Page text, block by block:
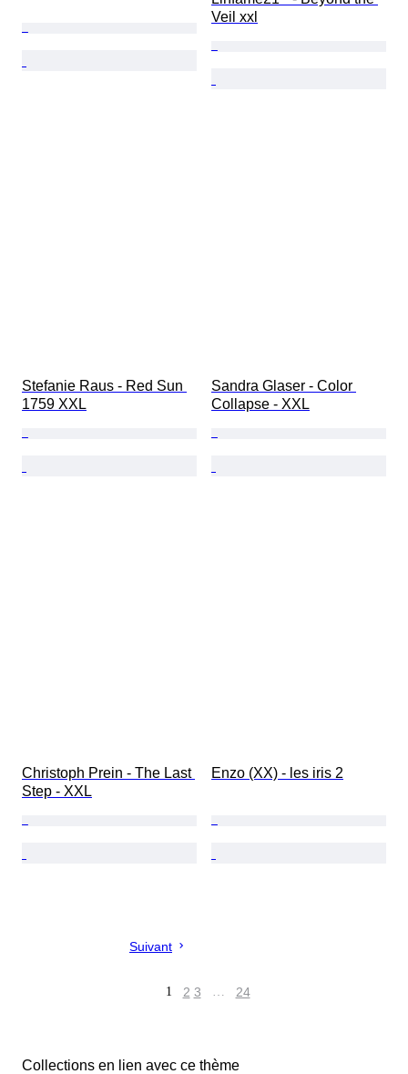
Veil xxl
Stefanie Raus - Red Sun
1759 XXL
Sandra Glaser - Color
Collapse - XXL
Christoph Prein - The Last
Step - XXL
Enzo (XX) - les iris 2
Suivant
1 2 3 … 24
Collections en lien avec ce thème